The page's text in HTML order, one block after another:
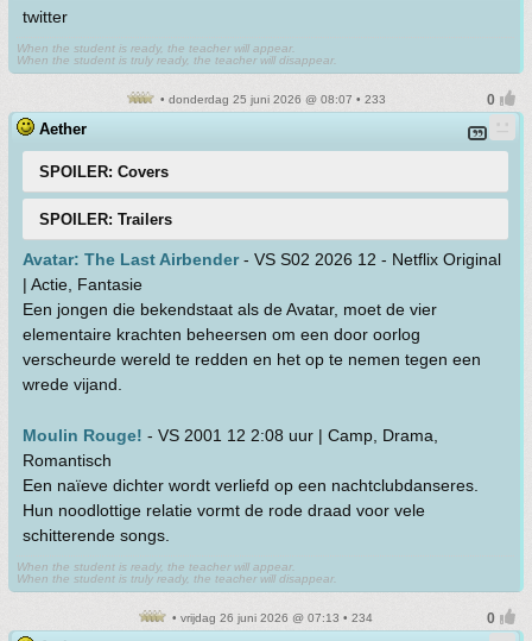
twitter
When the student is ready, the teacher will appear.
When the student is truly ready, the teacher will disappear.
• donderdag 25 juni 2026 @ 08:07 • 233
Aether
SPOILER: Covers
SPOILER: Trailers
Avatar: The Last Airbender- VS S02 2026 12 - Netflix Original
| Actie, Fantasie
Een jongen die bekendstaat als de Avatar, moet de vier
elementaire krachten beheersen om een door oorlog
verscheurde wereld te redden en het op te nemen tegen een
wrede vijand.
Moulin Rouge! - VS 2001 12 2:08 uur | Camp, Drama,
Romantisch
Een naïeve dichter wordt verliefd op een nachtclubdanseres.
Hun noodlottige relatie vormt de rode draad voor vele
schitterende songs.
When the student is ready, the teacher will appear.
When the student is truly ready, the teacher will disappear.
• vrijdag 26 juni 2026 @ 07:13 • 234